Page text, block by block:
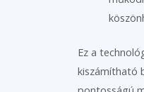
Ez a
kiszámítható